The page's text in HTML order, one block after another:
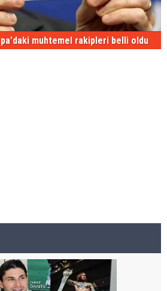
muhtemel rakipleri belli oldu